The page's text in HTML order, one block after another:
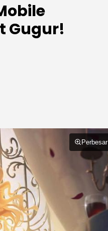
Gugur!
Perbesar